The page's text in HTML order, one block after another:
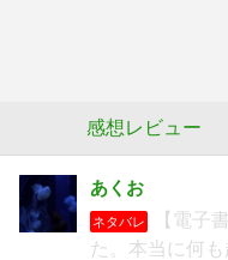
感想レビュー
あくお
ネタバレ
【電子
た。本当に何